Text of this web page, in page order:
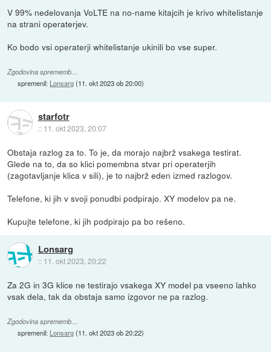
V 99% nedelovanja VoLTE na no-name kitajcih je krivo whitelistanje
na strani operaterjev.
Ko bodo vsi operaterji whitelistanje ukinili bo vse super.
Zgodovina sprememb…
spremenil: Lonsarg(11. okt 2023 ob 20:00)
starfotr
:: 11. okt 2023, 20:07
Obstaja razlog za to. To je, da morajo najbrž vsakega testirat.
Glede na to, da so klici pomembna stvar pri operaterjih
(zagotavljanje klica v sili), je to najbrž eden izmed razlogov.
Telefone, ki jih v svoji ponudbi podpirajo. XY modelov pa ne.
Kupujte telefone, ki jih podpirajo pa bo rešeno.
Lonsarg
:: 11. okt 2023, 20:22
Za 2G in 3G klice ne testirajo vsakega XY model pa vseeno lahko
vsak dela, tak da obstaja samo izgovor ne pa razlog.
Zgodovina sprememb…
spremenil: Lonsarg(11. okt 2023 ob 20:22)